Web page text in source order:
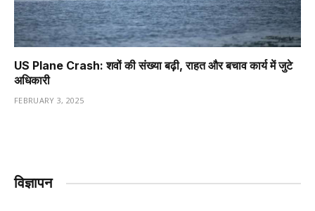
US Plane Crash: शवों की संख्या बढ़ी, राहत और बचाव कार्य में जुटे
अधिकारी
FEBRUARY 3, 2025
विज्ञापन